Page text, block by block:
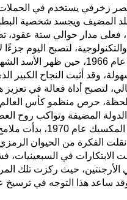
زخرفي يستخدم في الحملات
المضيف ويجسد شخصية
فعلى مدار حوالي ستة
لتصبح اليوم جزءًا
البداية كانت في إنجلترا عام
وقد أثبت النجاح الكبير
لتصبح أداة فعالة في
حرص منظمو كأس
المضيفة وتواكب روح
ومع انتقال البطولة
نقلت الفكرة من الحيوان
الابتكارات في السبعينيات،
الأرجنتين، حيث ركزت تلك
ساعد هذا التوجه في ترسيخ